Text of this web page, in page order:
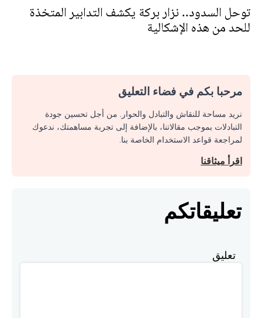
توحل السدود.. نزار بركة يكشف التدابير المتخذة
للحد من هذه الإشكالية
مرحبا بكم في فضاء التعليق
نريد مساحة للنقاش والتبادل والحوار. من أجل تحسين جودة
التبادلات بموجب مقالاتنا، بالإضافة إلى تجربة مساهمتك، ندعوك
لمراجعة قواعد الاستخدام الخاصة بنا.
اقرأ ميثاقنا
تعليقاتكم
تعليق